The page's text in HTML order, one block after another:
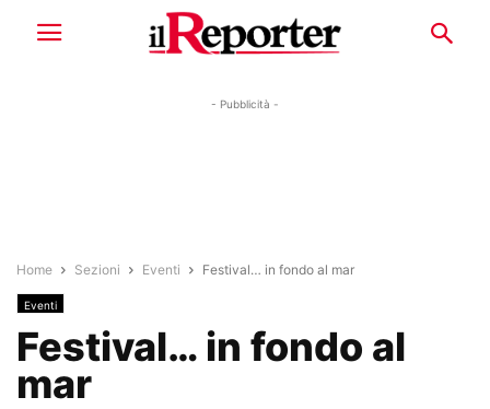
- Pubblicità -
Home Sezioni Eventi Festival… in fondo al mar
Eventi
Festival… in fondo al
mar